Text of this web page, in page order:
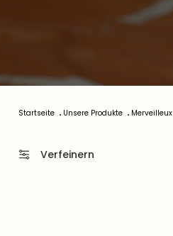
Startseite Unsere Produkte Merveilleux
Verfeinern